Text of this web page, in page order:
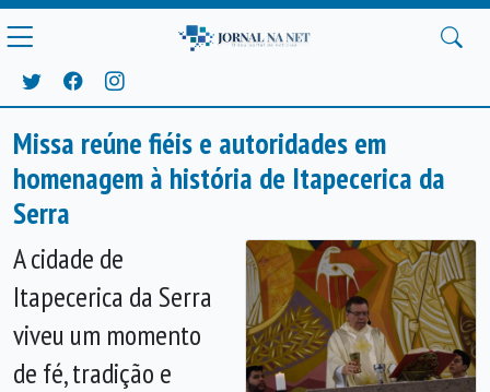
Missa reúne fiéis e autoridades em
homenagem à história de Itapecerica da
Serra
A cidade de
Itapecerica da Serra
viveu um momento
de fé, tradição e